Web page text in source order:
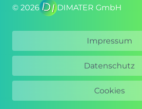
© 2026 DIMATER GmbH
Impressum
Datenschutz
Cookies